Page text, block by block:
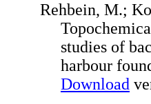
Rehbein, M.;
studies of
harbour
Download